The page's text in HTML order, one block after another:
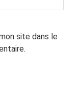
site dans le